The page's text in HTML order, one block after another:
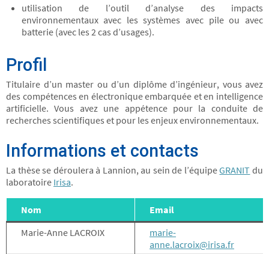
utilisation de l’outil d’analyse des impacts
environnementaux avec les systèmes avec pile ou avec
batterie (avec les 2 cas d’usages).
Profil
Titulaire d’un master ou d’un diplôme d’ingénieur, vous avez
des compétences en électronique embarquée et en intelligence
artificielle. Vous avez une appétence pour la conduite de
recherches scientifiques et pour les enjeux environnementaux.
Informations et contacts
La thèse se déroulera à Lannion, au sein de l’équipeGRANIT du
laboratoire Irisa.
Nom
Email
Marie-Anne LACROIX
marie-
anne.lacroix@irisa.fr